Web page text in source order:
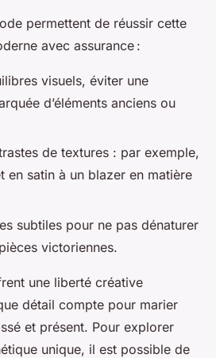
permettent de réussir cette
avec assurance :
visuels, éviter une
d’éléments anciens ou
de textures : par exemple,
en satin à un blazer en matière
subtiles pour ne pas dénaturer
victoriennes.
une liberté créative
détail compte pour marier
et présent. Pour explorer
unique, il est possible de